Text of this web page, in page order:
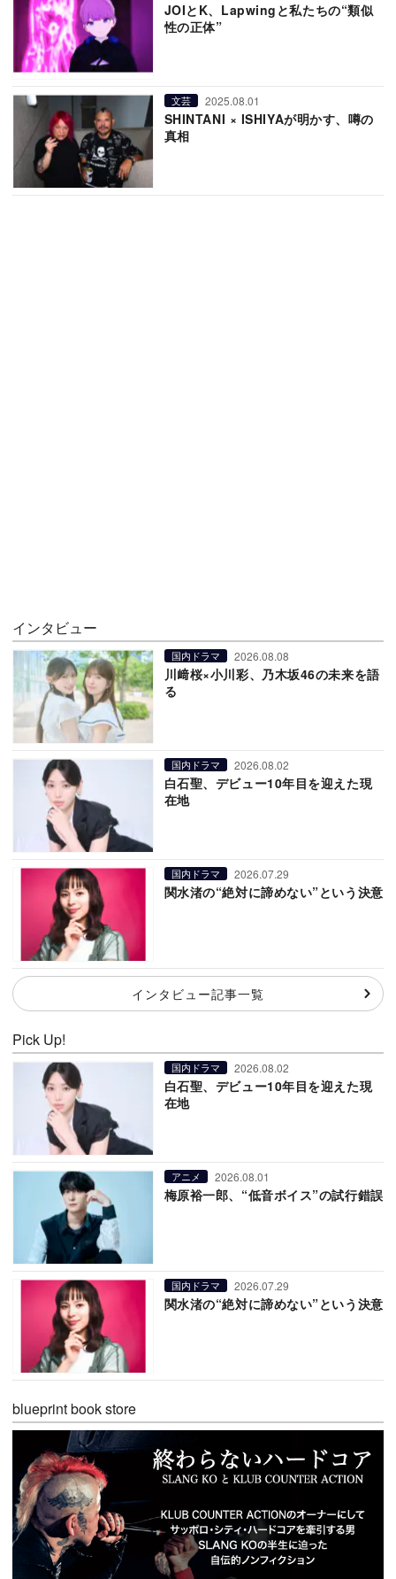
JOIとK、Lapwingと私たちの“類似
性の正体”
文芸 2025.08.01
SHINTANI × ISHIYAが明かす、噂の
真相
インタビュー
国内ドラマ 2026.08.08
川﨑桜×小川彩、乃木坂46の未来を語
る
国内ドラマ 2026.08.02
白石聖、デビュー10年目を迎えた現
在地
国内ドラマ 2026.07.29
関水渚の“絶対に諦めない”という決意
インタビュー記事一覧
Pick Up!
国内ドラマ 2026.08.02
白石聖、デビュー10年目を迎えた現
在地
アニメ 2026.08.01
梅原裕一郎、“低音ボイス”の試行錯誤
国内ドラマ 2026.07.29
関水渚の“絶対に諦めない”という決意
blueprint book store